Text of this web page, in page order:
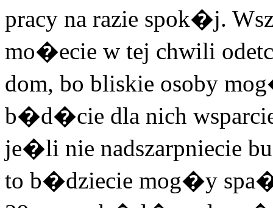
pracy na razie spok�j.
mo�ecie w tej chwili
dom, bo bliskie osoby
b�d�cie dla nich
je�li nie nadszarpniecie
to b�dziecie mog�y